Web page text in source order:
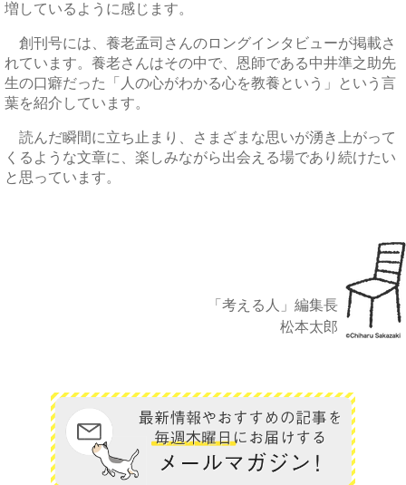
増しているように感じます。
創刊号には、養老孟司さんのロングインタビューが掲載さ
れています。養老さんはその中で、恩師である中井準之助先
生の口癖だった「人の心がわかる心を教養という」という言
葉を紹介しています。
読んだ瞬間に立ち止まり、さまざまな思いが湧き上がって
くるような文章に、楽しみながら出会える場であり続けたい
と思っています。
「考える人」編集長
松本太郎